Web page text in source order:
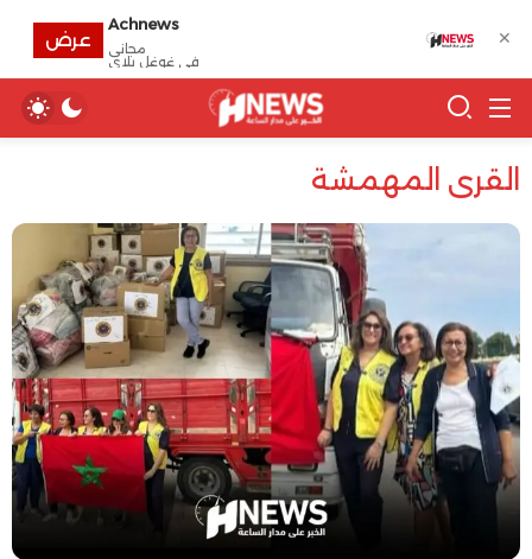
القرى المهمشة
✕
Achnews
مجانى
في غوغل بلاي
عرض